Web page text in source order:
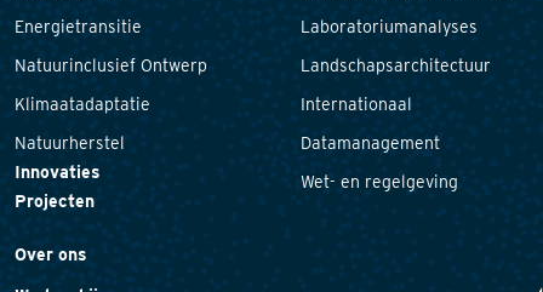
Energietransitie
Natuurinclusief Ontwerp
Klimaatadaptatie
Natuurherstel
Innovaties
Projecten
Laboratoriumanalyses
Landschapsarchitectuur
Internationaal
Datamanagement
Wet- en regelgeving
Over ons